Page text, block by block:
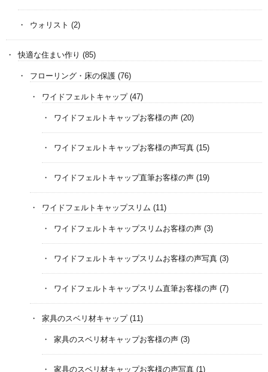
ウォリスト (2)
快適な住まい作り (85)
フローリング・床の保護 (76)
ワイドフェルトキャップ(47)
ワイドフェルトキャップお客様の声 (20)
ワイドフェルトキャップお客様の声写真 (15)
ワイドフェルトキャップ直筆お客様の声 (19)
ワイドフェルトキャップスリム (11)
ワイドフェルトキャップスリムお客様の声 (3)
ワイドフェルトキャップスリムお客様の声写真 (3)
ワイドフェルトキャップスリム直筆お客様の声 (7)
家具のスベリ材キャップ(11)
家具のスベリ材キャップお客様の声 (3)
家具のスベリ材キャップお客様の声写真 (1)